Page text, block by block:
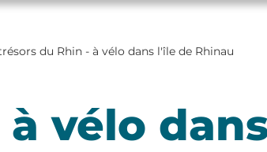
du Rhin - à vélo dans l'île de Rhinau
vélo